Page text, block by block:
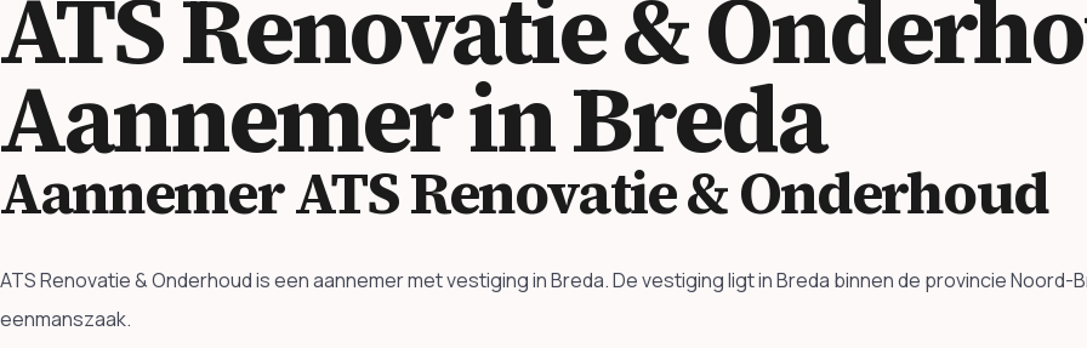
ATS Renovatie &
Aannemer in Breda
Aannemer ATS Renovatie & Onderhoud
ATS Renovatie & Onderhoud is een aannemer met vestiging in Breda. De vestiging ligt in Breda binnen de provincie
eenmanszaak.